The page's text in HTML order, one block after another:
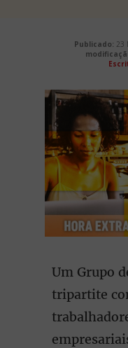
Publicado: 23
Um Grupo
tripartite